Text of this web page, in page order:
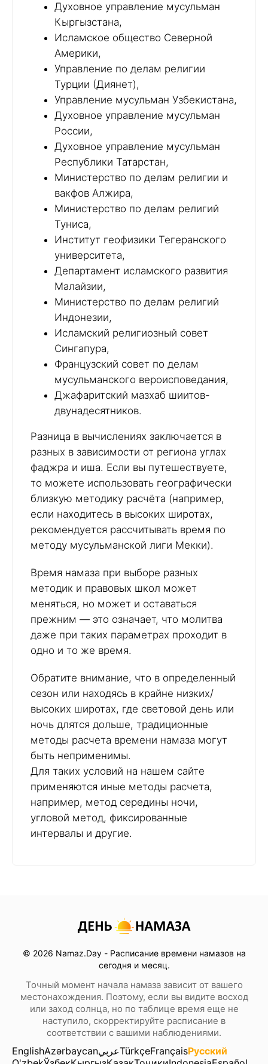
Духовное управление мусульман
Кыргызстана,
Исламское общество Северной
Америки,
Управление по делам религии
Турции (Диянет),
Управление мусульман Узбекистана,
Духовное управление мусульман
России,
Духовное управление мусульман
Республики Татарстан,
Министерство по делам религии и
вакфов Алжира,
Министерство по делам религий
Туниса,
Институт геофизики Тегеранского
университета,
Департамент исламского развития
Малайзии,
Министерство по делам религий
Индонезии,
Исламский религиозный совет
Сингапура,
Французский совет по делам
мусульманского вероисповедания,
Джафаритский мазхаб шиитов-
двунадесятников.
Разница в вычислениях заключается в
разных в зависимости от региона углах
фаджра и иша. Если вы путешествуете,
то можете использовать географически
близкую методику расчёта (например,
если находитесь в высоких широтах,
рекомендуется рассчитывать время по
методу мусульманской лиги Мекки).
Время намаза при выборе разных
методик и правовых школ может
меняться, но может и оставаться
прежним — это означает, что молитва
даже при таких параметрах проходит в
одно и то же время.
Обратите внимание, что в определенный
сезон или находясь в крайне низких/
высоких широтах, где световой день или
ночь длятся дольше, традиционные
методы расчета времени намаза могут
быть неприменимы.
Для таких условий на нашем сайте
применяются иные методы расчета,
например, метод середины ночи,
угловой метод, фиксированные
интервалы и другие.
© 2026 Namaz.Day - Расписание времени намазов на
сегодня и месяц.
Точный момент начала намаза зависит от вашего
местонахождения. Поэтому, если вы видите восход
или заход солнца, но по таблице время еще не
наступило, скорректируйте расписание в
соответствии с вашими наблюдениями.
EnglishAzərbaycanعربيTürkçeFrançaisРусский